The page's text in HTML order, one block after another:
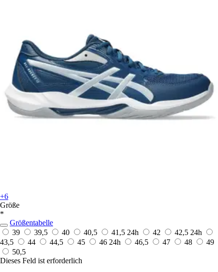
+6
Größe
*
Größentabelle
39
39,5 40 40,5 41,5 24h 42 42,5 24h
43,5
44 44,5 45 46 24h 46,5 47 48
49
50,5
Dieses Feld ist erforderlich